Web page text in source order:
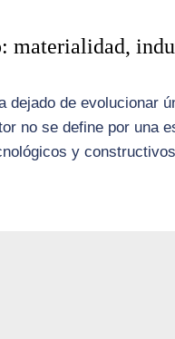
materialidad,
dejado de evolucionar
no se define por una
y